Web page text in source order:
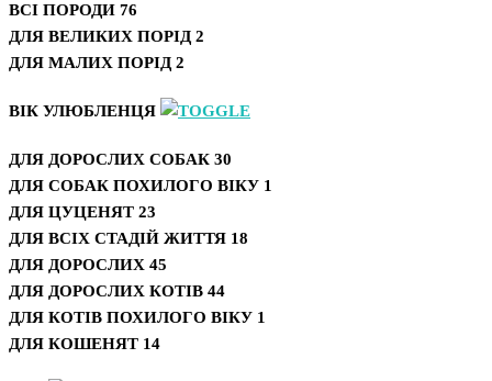
ВСІ ПОРОДИ 76
ДЛЯ ВЕЛИКИХ ПОРІД 2
ДЛЯ МАЛИХ ПОРІД 2
ВІК УЛЮБЛЕНЦЯ
ДЛЯ ДОРОСЛИХ СОБАК 30
ДЛЯ СОБАК ПОХИЛОГО ВІКУ 1
ДЛЯ ЦУЦЕНЯТ 23
ДЛЯ ВСІХ СТАДІЙ ЖИТТЯ 18
ДЛЯ ДОРОСЛИХ 45
ДЛЯ ДОРОСЛИХ КОТІВ 44
ДЛЯ КОТІВ ПОХИЛОГО ВІКУ 1
ДЛЯ КОШЕНЯТ 14